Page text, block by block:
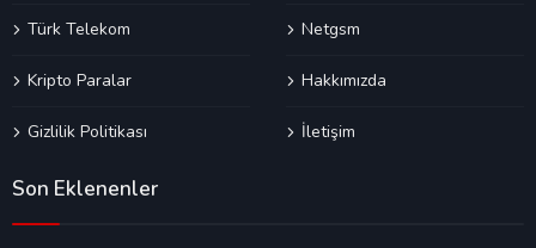
Türk Telekom Netgsm
Kripto Paralar Hakkımızda
Gizlilik Politikası İletişim
Son Eklenenler